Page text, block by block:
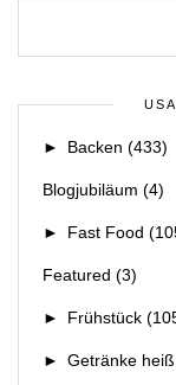
► Backen (433)
Blogjubiläum (4)
► Fast Food
Featured (3)
► Frühstück
► Getränke